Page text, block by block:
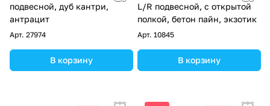
подвесной, дуб кантри,
антрацит
Арт. 27974
В корзину
L/R подвесной, с открытой
полкой, бетон пайн, экзотик
Арт. 10845
В корзину